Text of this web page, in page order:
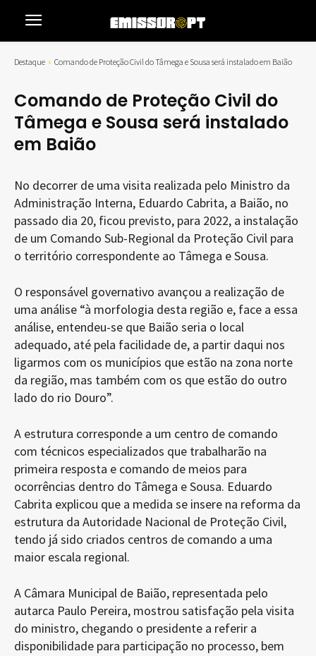
Destaque Comando de Proteção Civil do Tâmega e Sousa será instalado em Baião
Comando de Proteção Civil do
Tâmega e Sousa será instalado
em Baião
No decorrer de uma visita realizada pelo Ministro da
Administração Interna, Eduardo Cabrita, a Baião, no
passado dia 20, ficou previsto, para 2022, a instalação
de um Comando Sub-Regional da Proteção Civil para
o território correspondente ao Tâmega e Sousa.
O responsável governativo avançou a realização de
uma análise “à morfologia desta região e, face a essa
análise, entendeu-se que Baião seria o local
adequado, até pela facilidade de, a partir daqui nos
ligarmos com os municípios que estão na zona norte
da região, mas também com os que estão do outro
lado do rio Douro”.
A estrutura corresponde a um centro de comando
com técnicos especializados que trabalharão na
primeira resposta e comando de meios para
ocorrências dentro do Tâmega e Sousa. Eduardo
Cabrita explicou que a medida se insere na reforma da
estrutura da Autoridade Nacional de Proteção Civil,
tendo já sido criados centros de comando a uma
maior escala regional.
A Câmara Municipal de Baião, representada pelo
autarca Paulo Pereira, mostrou satisfação pela visita
do ministro, chegando o presidente a referir a
disponibilidade para participação no processo, bem